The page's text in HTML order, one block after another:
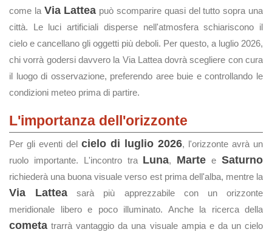
come la Via Lattea può scomparire quasi del tutto sopra una
città. Le luci artificiali disperse nell'atmosfera schiariscono il
cielo e cancellano gli oggetti più deboli. Per questo, a luglio 2026,
chi vorrà godersi davvero la Via Lattea dovrà scegliere con cura
il luogo di osservazione, preferendo aree buie e controllando le
condizioni meteo prima di partire.
L'importanza dell'orizzonte
Per gli eventi del cielo di luglio 2026, l'orizzonte avrà un
ruolo importante. L'incontro tra Luna, Marte eSaturno
richiederà una buona visuale verso est prima dell'alba, mentre la
Via Lattea sarà più apprezzabile con un orizzonte
meridionale libero e poco illuminato. Anche la ricerca della
cometa trarrà vantaggio da una visuale ampia e da un cielo